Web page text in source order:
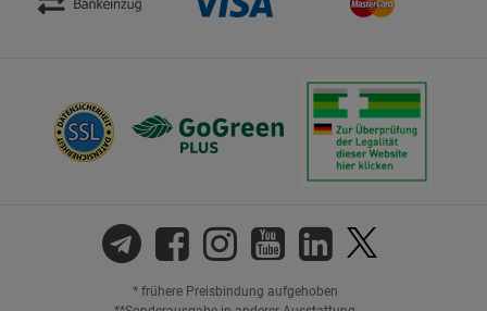
* frühere Preisbindung aufgehoben